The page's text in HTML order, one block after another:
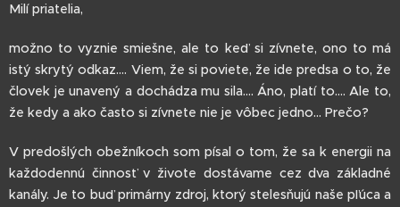
Milí priatelia,
možno to vyznie smiešne, ale to keď si zívnete, ono to má
istý skrytý odkaz.... Viem, že si poviete, že ide predsa o to, že
človek je unavený a dochádza mu sila.... Áno, platí to.... Ale to,
že kedy a ako často si zívnete nie je vôbec jedno... Prečo?
V predošlých obežníkoch som písal o tom, že sa k energii na
každodennú činnosť v živote dostávame cez dva základné
kanály. Je to buď primárny zdroj, ktorý stelesňujú naše pľúca a